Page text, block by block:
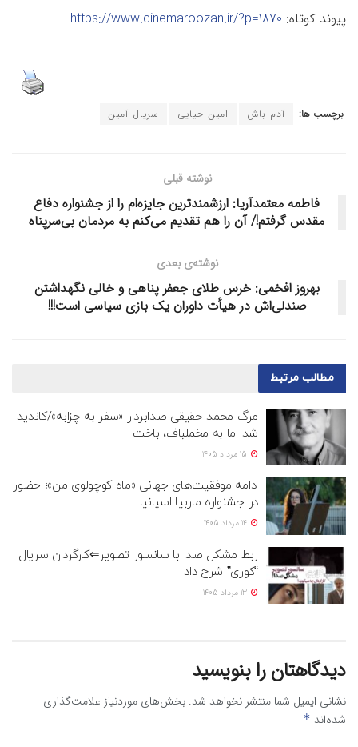
پیوند کوتاه: https://www.cinemaroozan.ir/?p=1870
برچسب ها: آدم باش امین حیایی سریال آمین
نوشته قبلی
فاطمه معتمدآریا: ارزشمندترین جایزه‌ام را از جشنواره دفاع
مقدس گرفتم!/ آن را هم تقدیم می‌کنم به مردمان بی‌سرپناه
نوشته‌ی بعدی
بهروز افخمی: خرس طلای جعفر پناهی و خالی نگهداشتن
صندلی‌اش در هیأت داوران یک بازی سیاسی است!!!
مطالب مرتبط
مرگ محمد حقیقی صدابردار «سفر به چزابه»/کاندید
شد اما به مخملباف، باخت
ادامه موفقیت‌های جهانی «ماه کوچولوی من»؛ حضور
در جشنواره ماربیا اسپانیا
ربط مشکل صدا با سانسور تصویر⇐کارگردان سریال
“کوری” شرح داد
دیدگاهتان را بنویسید
نشانی ایمیل شما منتشر نخواهد شد. بخش‌های موردنیاز علامت‌گذاری
شده‌اند *